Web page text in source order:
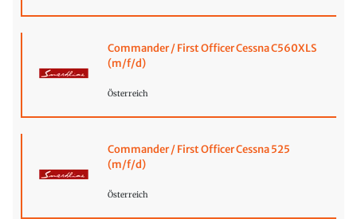
Commander / First Officer Cessna C560XLS
(m/f/d)
Österreich
Commander / First Officer Cessna 525
(m/f/d)
Österreich